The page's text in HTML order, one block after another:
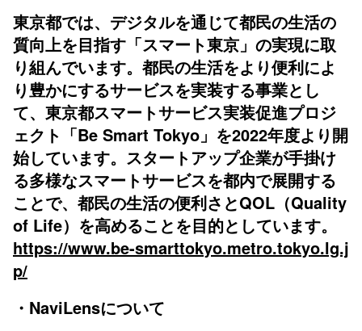
東京都では、デジタルを通じて都民の生活の
質向上を目指す「スマート東京」の実現に取
り組んでいます。都民の生活をより便利によ
り豊かにするサービスを実装する事業とし
て、東京都スマートサービス実装促進プロジ
ェクト「Be Smart Tokyo」を2022年度より開
始しています。スタートアップ企業が手掛け
る多様なスマートサービスを都内で展開する
ことで、都民の生活の便利さとQOL（Quality
of Life）を高めることを目的としています。
https://www.be-smarttokyo.metro.tokyo.lg.j
p/
・NaviLensについて